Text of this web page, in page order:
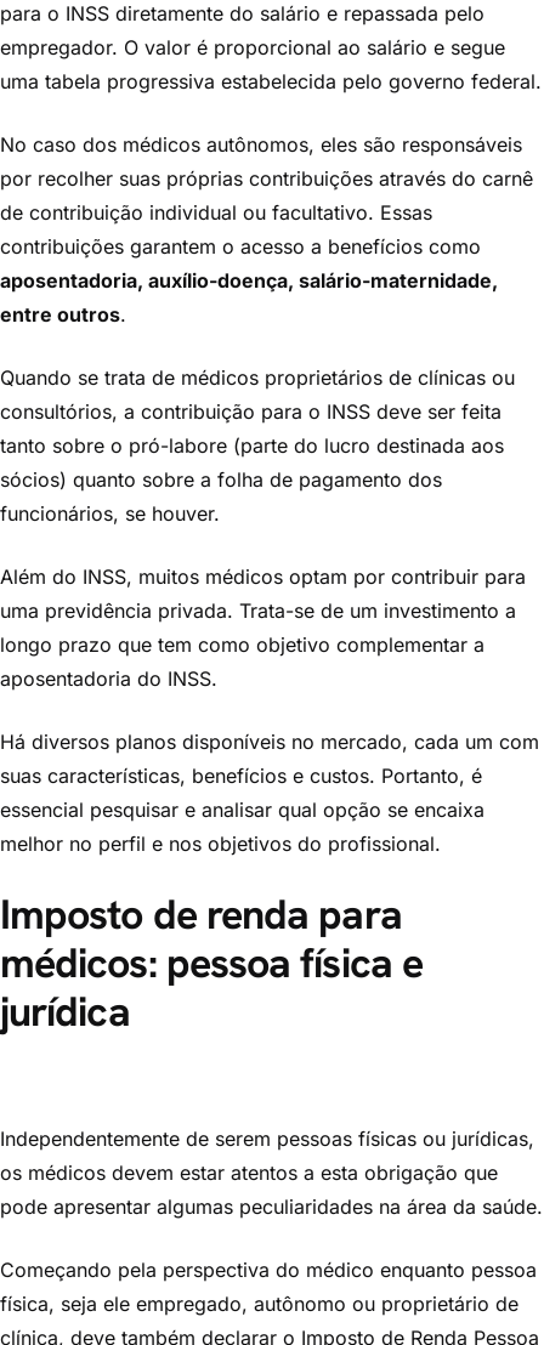
para o INSS diretamente do salário e repassada pelo
empregador. O valor é proporcional ao salário e segue
uma tabela progressiva estabelecida pelo governo federal.
No caso dos médicos autônomos, eles são responsáveis
por recolher suas próprias contribuições através do carnê
de contribuição individual ou facultativo. Essas
contribuições garantem o acesso a benefícios como
aposentadoria, auxílio-doença, salário-maternidade,
entre outros.
Quando se trata de médicos proprietários de clínicas ou
consultórios, a contribuição para o INSS deve ser feita
tanto sobre o pró-labore (parte do lucro destinada aos
sócios) quanto sobre a folha de pagamento dos
funcionários, se houver.
Além do INSS, muitos médicos optam por contribuir para
uma previdência privada. Trata-se de um investimento a
longo prazo que tem como objetivo complementar a
aposentadoria do INSS.
Há diversos planos disponíveis no mercado, cada um com
suas características, benefícios e custos. Portanto, é
essencial pesquisar e analisar qual opção se encaixa
melhor no perfil e nos objetivos do profissional.
Imposto de renda para
médicos: pessoa física e
jurídica
Independentemente de serem pessoas físicas ou jurídicas,
os médicos devem estar atentos a esta obrigação que
pode apresentar algumas peculiaridades na área da saúde.
Começando pela perspectiva do médico enquanto pessoa
física, seja ele empregado, autônomo ou proprietário de
clínica, deve também declarar o Imposto de Renda Pessoa